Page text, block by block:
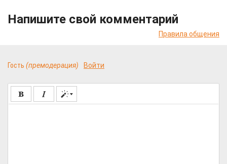
Напишите свой комментарий
Правила общения
Гость (премодерация) Войти